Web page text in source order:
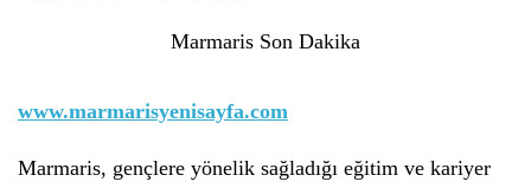
Marmaris Son Dakika
www.marmarisyenisayfa.com
Marmaris, gençlere yönelik sağladığı eğitim ve kariyer